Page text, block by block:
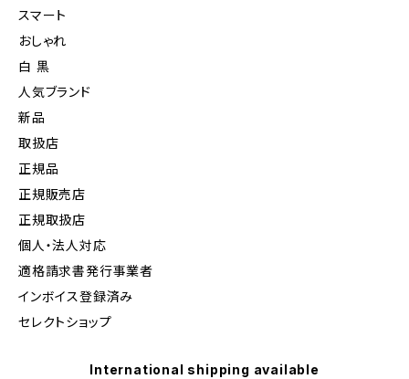
スマート
おしゃれ
白 黒
人気ブランド
新品
取扱店
正規品
正規販売店
正規取扱店
個人・法人対応
適格請求書発行事業者
インボイス登録済み
セレクトショップ
International shipping available